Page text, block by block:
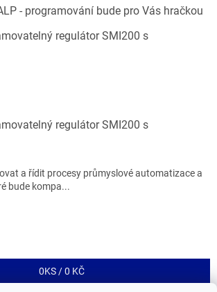
- programování bude pro Vás hračkou
regulátor SMI200 s
regulátor SMI200 s
a řídit procesy průmyslové automatizace a
bude kompa...
0KS /0 KČ